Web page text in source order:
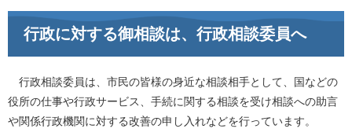
行政に対する御相談は、行政相談委員へ
行政相談委員は、市民の皆様の身近な相談相手として、国などの
役所の仕事や行政サービス、手続に関する相談を受け相談への助言
や関係行政機関に対する改善の申し入れなどを行っています。